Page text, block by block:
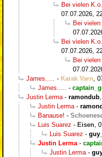
Bei vielen
07.07.2026,
Bei
Bei vielen
07.07.2026,
Bei
James..... - Karak Varn,
James..... -
Justin Lerma- ramondub,
Justin Lerma-
Banause! -
Luis Suarez - Eisen,
Luis Suarez -
Justin Lerma-
Justin Lerma-